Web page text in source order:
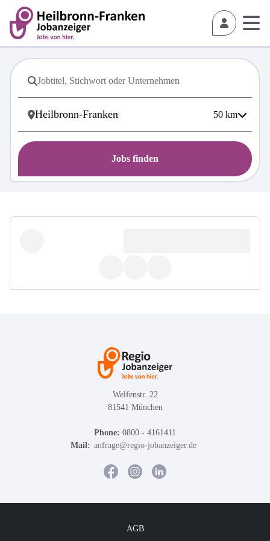
50 km
Jobs finden
Welfenstr. 22
81541 München
Phone: 0800 - 4161411
Mail: anfrage@regio-jobanzeiger.de
AGB